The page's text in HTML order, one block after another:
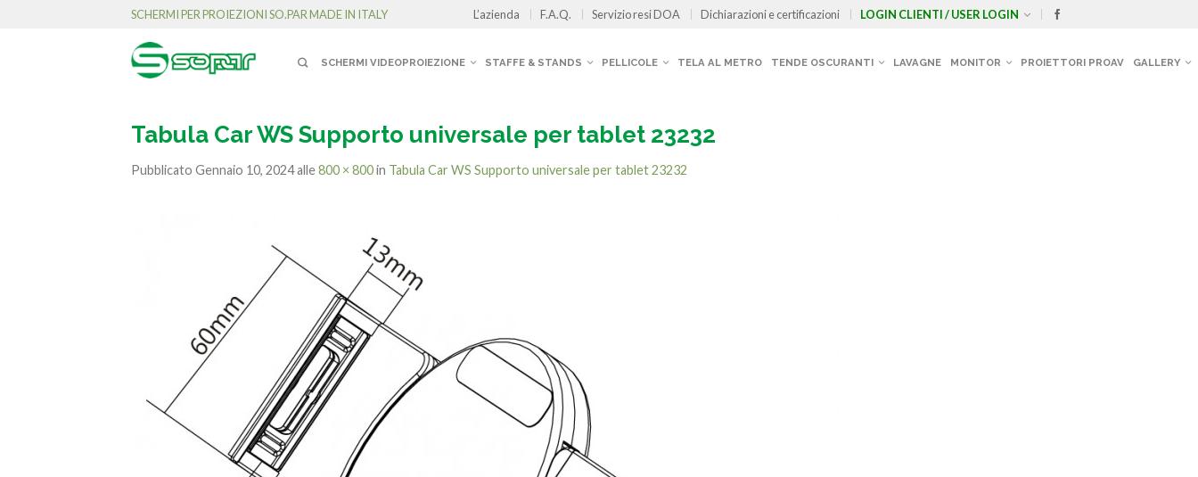
SCHERMI PER PROIEZIONI SO.PAR MADE IN ITALY L’azienda F.A.Q. Servizio resi DOA Dichiarazioni e certificazioni LOGIN CLIENTI / USER LOGIN
SCHERMI VIDEOPROIEZIONE STAFFE & STANDS PELLICOLE TELA AL METRO TENDE OSCURANTI LAVAGNE MONITOR PROIETTORI PROAV GALLERY
Tabula Car WS Supporto universale per tablet 23232
Pubblicato Gennaio 10, 2024alle800 × 800in Tabula Car WS Supporto universale per tablet 23232